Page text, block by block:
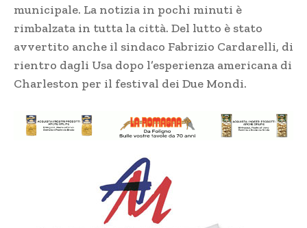
municipale. La notizia in pochi minuti è
rimbalzata in tutta la città. Del lutto è stato
avvertito anche il sindaco Fabrizio Cardarelli, di
rientro dagli Usa dopo l’esperienza americana di
Charleston per il festival dei Due Mondi.